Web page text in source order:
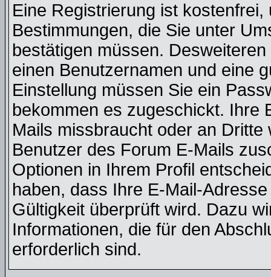
Eine Registrierung ist
Bestimmungen, die Sie unter
bestätigen müssen.
einen Benutzernamen und eine
Einstellung müssen Sie ein
bekommen es zugeschickt. Ihre
Mails missbraucht oder an
Benutzer des Forum E-Mails
Optionen in Ihrem Profil
haben, dass Ihre E-Mail-
Gültigkeit überprüft wird. Dazu
Informationen, die für den
erforderlich sind.